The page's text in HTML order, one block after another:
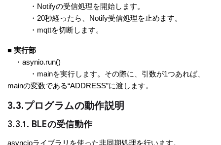
・Notifyの受信処理を開始します。
・20秒経ったら、Notify受信処理を止めます。
・mqttを切断します。
■ 実行部
・asynio.run()
・mainを実行します。その際に、引数が1つあれば、
mainの変数である“ADDRESS”に渡します。
3.3.プログラムの動作説明
3.3.1. BLEの受信動作
asyncioライブラリを使った非同期処理を行います。